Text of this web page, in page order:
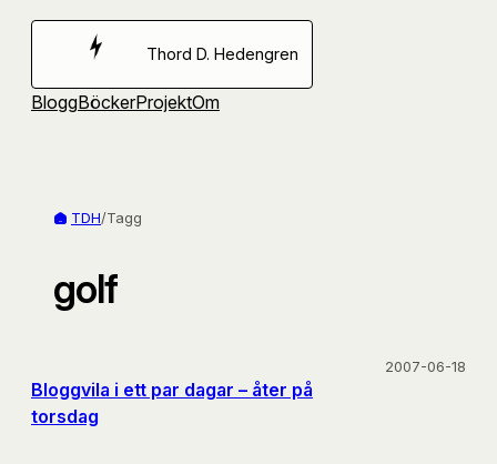
Hoppa
Thord D. Hedengren
BloggBöckerProjektOm
TDH/Tagg
golf
Bloggvila i ett par dagar – åter på
torsdag
2007-06-18